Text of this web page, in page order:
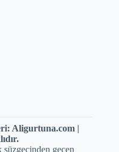
Aligurtuna.com |
geçen